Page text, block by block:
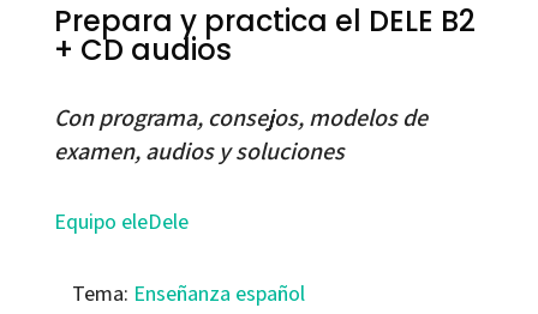
Prepara y practica el DELE B2
+ CD audios
Con programa, consejos, modelos de
examen, audios y soluciones
Equipo eleDele
Tema: Enseñanza español